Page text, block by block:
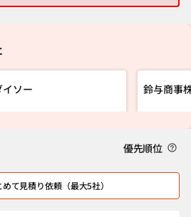
ソー 鈴与商事
優先順位
て見積り依頼（最大5社）